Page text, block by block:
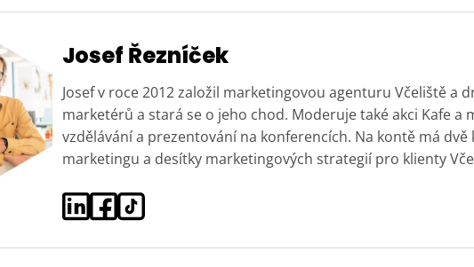
Josef Řezníček
Josef v roce 2012 založil marketingovou agenturu Včeliště a
marketérů a stará se o jeho chod. Moderuje také akci Kafe a
vzdělávání a prezentování na konferencích. Na kontě má
marketingu a desítky marketingových strategií pro klienty